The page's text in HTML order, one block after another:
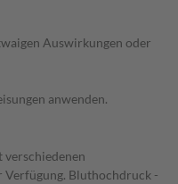
Auswirkungen oder
anwenden.
verschiedenen
Bluthochdruck -